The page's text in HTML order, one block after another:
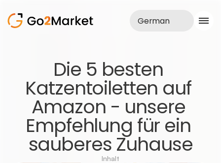
Realisationen
Fallstudie
Blog
Über uns
Dienstleistungen
German
Die 5 besten
Katzentoiletten auf
Amazon - unsere
Empfehlung für ein
sauberes Zuhause
Inhalt